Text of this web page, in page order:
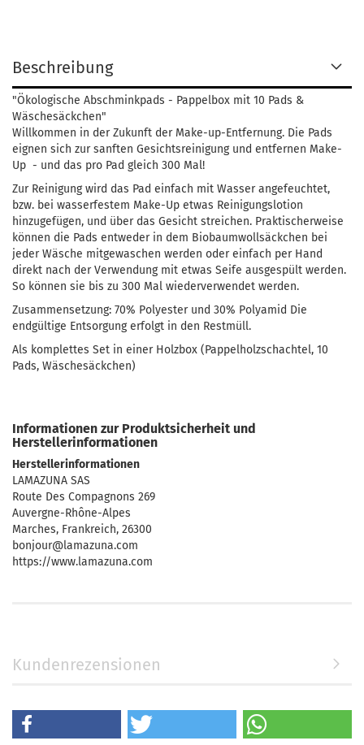
Beschreibung
"Ökologische Abschminkpads - Pappelbox mit 10 Pads &
Wäschesäckchen"
Willkommen in der Zukunft der Make-up-Entfernung. Die Pads
eignen sich zur sanften Gesichtsreinigung und entfernen Make-
Up - und das pro Pad gleich 300 Mal!
Zur Reinigung wird das Pad einfach mit Wasser angefeuchtet,
bzw. bei wasserfestem Make-Up etwas Reinigungslotion
hinzugefügen, und über das Gesicht streichen. Praktischerweise
können die Pads entweder in dem Biobaumwollsäckchen bei
jeder Wäsche mitgewaschen werden oder einfach per Hand
direkt nach der Verwendung mit etwas Seife ausgespült werden.
So können sie bis zu 300 Mal wiederverwendet werden.
Zusammensetzung: 70% Polyester und 30% Polyamid Die
endgültige Entsorgung erfolgt in den Restmüll.
Als komplettes Set in einer Holzbox (Pappelholzschachtel, 10
Pads, Wäschesäckchen)
Informationen zur Produktsicherheit und
Herstellerinformationen
Herstellerinformationen
LAMAZUNA SAS
Route Des Compagnons 269
Auvergne-Rhône-Alpes
Marches, Frankreich, 26300
bonjour@lamazuna.com
https://www.lamazuna.com
Kundenrezensionen